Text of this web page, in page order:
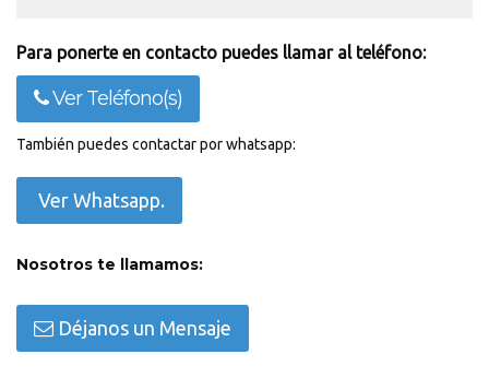
Para ponerte en contacto puedes llamar al teléfono:
Ver Teléfono(s)
También puedes contactar por whatsapp:
Ver Whatsapp.
Nosotros te llamamos:
Déjanos un Mensaje